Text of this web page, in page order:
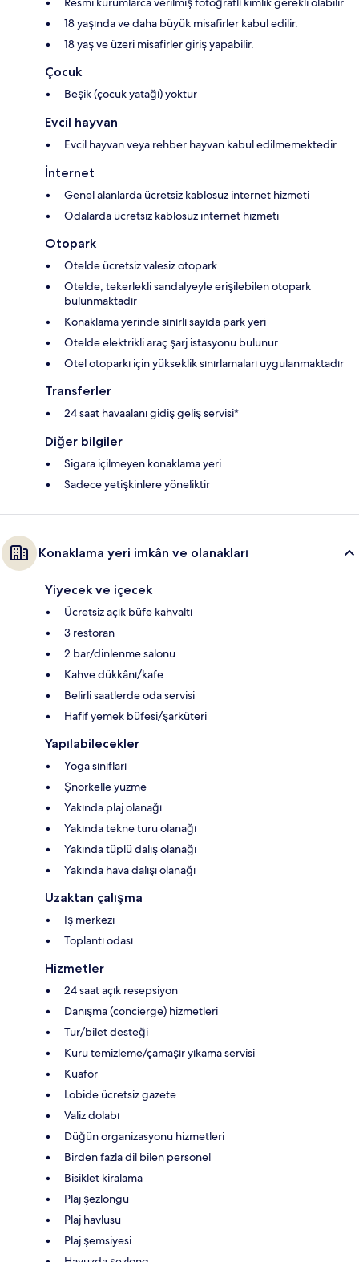
18 yaşında ve daha büyük misafirler kabul edilir.
18 yaş ve üzeri misafirler giriş yapabilir.
Çocuk
Beşik (çocuk yatağı) yoktur
Evcil hayvan
Evcil hayvan veya rehber hayvan kabul edilmemektedir
İnternet
Genel alanlarda ücretsiz kablosuz internet hizmeti
Odalarda ücretsiz kablosuz internet hizmeti
Otopark
Otelde ücretsiz valesiz otopark
Otelde, tekerlekli sandalyeyle erişilebilen otopark
bulunmaktadır
Konaklama yerinde sınırlı sayıda park yeri
Otelde elektrikli araç şarj istasyonu bulunur
Otel otoparkı için yükseklik sınırlamaları uygulanmaktadır
Transferler
24 saat havaalanı gidiş geliş servisi*
Diğer bilgiler
Sigara içilmeyen konaklama yeri
Sadece yetişkinlere yöneliktir
Konaklama yeri imkân ve olanakları
Yiyecek ve içecek
Ücretsiz açık büfe kahvaltı
3 restoran
2 bar/dinlenme salonu
Kahve dükkânı/kafe
Belirli saatlerde oda servisi
Hafif yemek büfesi/şarküteri
Yapılabilecekler
Yoga sınıfları
Şnorkelle yüzme
Yakında plaj olanağı
Yakında tekne turu olanağı
Yakında tüplü dalış olanağı
Yakında hava dalışı olanağı
Uzaktan çalışma
Iş merkezi
Toplantı odası
Hizmetler
24 saat açık resepsiyon
Danışma (concierge) hizmetleri
Tur/bilet desteği
Kuru temizleme/çamaşır yıkama servisi
Kuaför
Lobide ücretsiz gazete
Valiz dolabı
Düğün organizasyonu hizmetleri
Birden fazla dil bilen personel
Bisiklet kiralama
Plaj şezlongu
Plaj havlusu
Plaj şemsiyesi